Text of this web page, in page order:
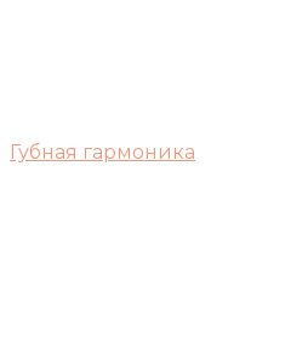
Губная гармоника